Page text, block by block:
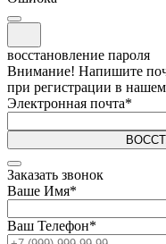
восстановление пароля
Внимание! Напишите
при регистрации в
Электронная почта*
Заказать звонок
Ваше Имя*
Ваш Телефон*